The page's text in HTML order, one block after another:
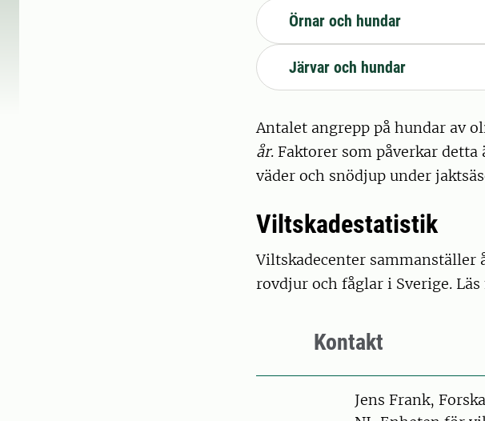
Örnar och hundar
Järvar och hundar
Antalet angrepp på hundar av
år. Faktorer som påverkar
väder och snödjup under
Viltskadestatistik
Viltskadecenter sammanställer
rovdjur och fåglar i Sverige.
Kontakt
PersonJens Frank,